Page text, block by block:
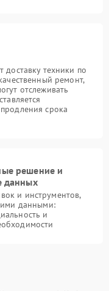
доставку техники по
ремонт,
отслеживать
срока
решение и
данных
и инструментов,
данными:
и